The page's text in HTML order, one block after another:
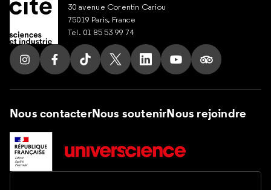
30 avenue Corentin Cariou
75019 Paris, France
Tel. 01 85 53 99 74
Suivez nous sur Instagram
Suivez nous sur Facebook
Suivez nous sur Tik Tok
Suivez nous sur X
Suivez nous sur LinkedIn
Suivez nous sur
Suivez nous
Nous contacterNous soutenirNous rejoindre